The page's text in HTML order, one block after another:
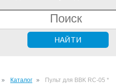
Каталог Пульт для BBK RC-05 *